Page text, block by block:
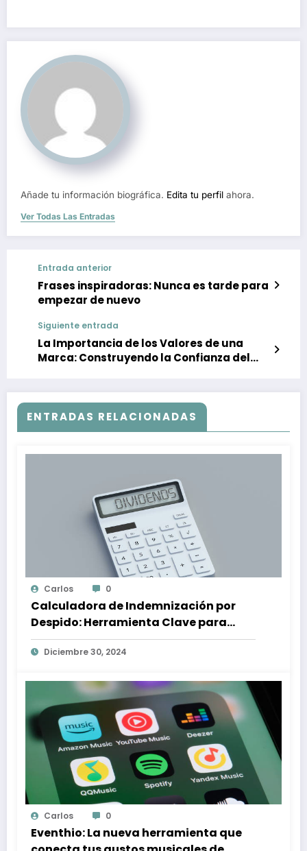
Añade tu información biográfica. Edita tu perfil ahora.
Ver Todas Las Entradas
Entrada anterior
Frases inspiradoras: Nunca es tarde para
empezar de nuevo
Siguiente entrada
La Importancia de los Valores de una
Marca: Construyendo la Confianza del
ENTRADAS RELACIONADAS
Carlos 0
Calculadora de Indemnización por
Despido: Herramienta Clave para
Proteger tus Derechos Laborales
Diciembre 30, 2024
Carlos 0
Eventhio: La nueva herramienta que